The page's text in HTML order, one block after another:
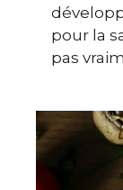
pour la
pas